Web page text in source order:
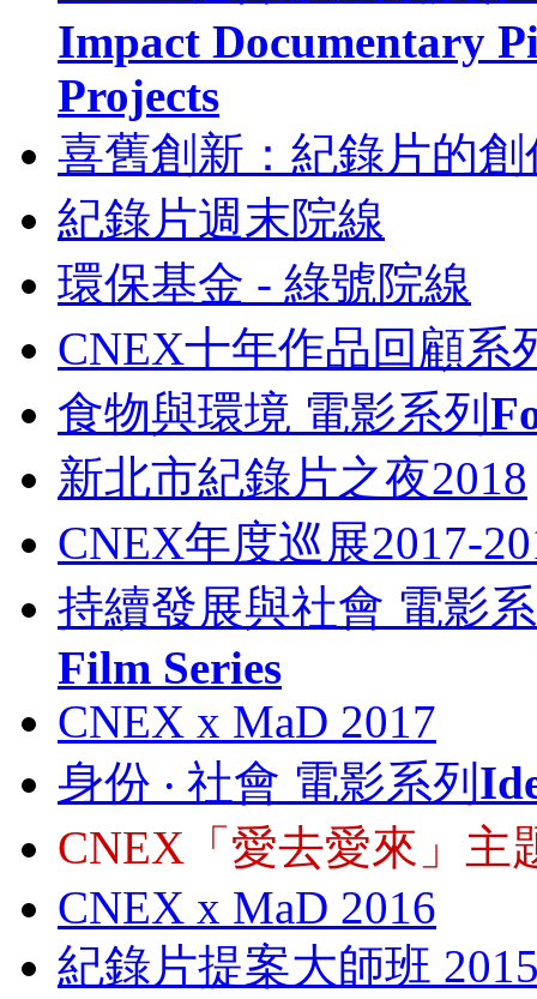
Impact Documentary
Projects
喜舊創新：紀錄片的
紀錄片週末院線
環保基金 - 綠號院線
CNEX十年作品回顧系
食物與環境 電影系列
新北市紀錄片之夜2018
CNEX年度巡展2017-
持續發展與社會 電影
Film Series
CNEX x MaD 2017
身份 ‧ 社會 電影系列
CNEX「愛去愛來」主
CNEX x MaD 2016
紀錄片提案大師班